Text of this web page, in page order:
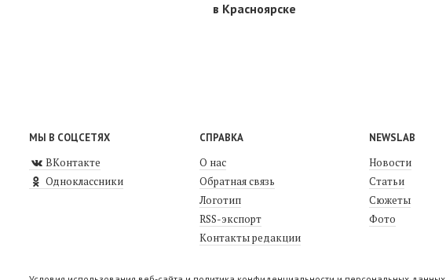
в Красноярске
МЫ В СОЦСЕТЯХ
ВКонтакте
Одноклассники
СПРАВКА
О нас
Обратная связь
Логотип
RSS-экспорт
Контакты редакции
NEWSLAB
Новости
Статьи
Сюжеты
Фото